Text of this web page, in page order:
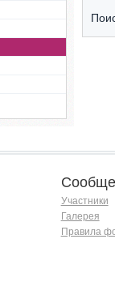
Участники
Галерея
Правила